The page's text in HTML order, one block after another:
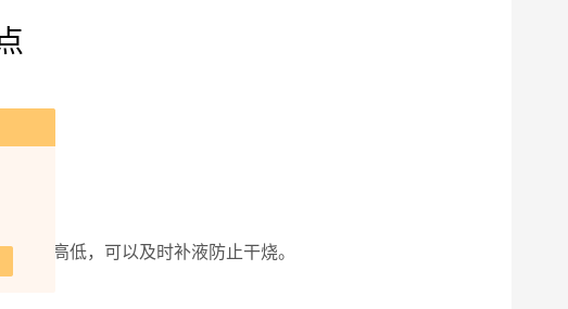
。
液位高低，可以及时补液防止干烧。